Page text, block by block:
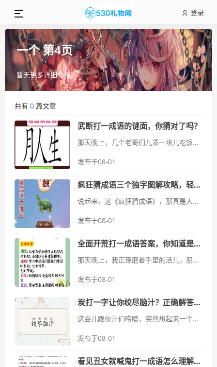
登录
一个 第4页
暂无更多详细介绍。
共有 0 篇文章
武断打一成语的谜面，你猜对了吗？
那天晚上，几个老哥们儿凑一块儿吃饭，喝点儿小酒，聊着聊着就玩起了猜谜。气氛正热乎的时候，老张突然来了句：“来来来，给你们出道题，听好了——武断打一成语的谜面，你猜对了吗？”我当时还没反应过来，就听到旁边老李头...
发布于08-01
疯狂猜成语三个独字图解攻略，轻松过关不再愁！
说起来，这《疯狂猜成语》，那真是大学毕业那会儿，我手机里头的“解闷神器”。当时工作刚稳定下来，每天下班回来，就想找点轻松的事儿干。看着身边朋友们都在玩这个，我也就跟着下载了一个，想着试试看。没想到，这一试就上瘾...
发布于08-01
全面开荒打一成语答案，你知道是哪个成语吗？
那天晚上，我正琢磨着手里的活儿，朋友突然发来一条微信，就甩给我一句话：“哥们，考你个成语谜语，‘全面开荒’打一成语，你知道是哪个成语吗？”我一看，当时就乐了。这不就是想考考我的脑筋转得快不快嘛立马放下手里的鼠...
发布于08-01
炭打一字让你绞尽脑汁？正确解答在这里！
这会儿跟伙计们唠嗑，突然想起来一个事儿，就是之前网上流传的那个字谜——“炭打一字”。别提了，当时真是把我这老胳膊老腿都给折腾得够呛，愣是想了半天都没个头绪。那阵子，大概是刚过完年，天气还带着股子冷劲儿。我跟几...
发布于08-01
看见丑女就喊鬼打一成语怎么理解？内行给你解释透彻！